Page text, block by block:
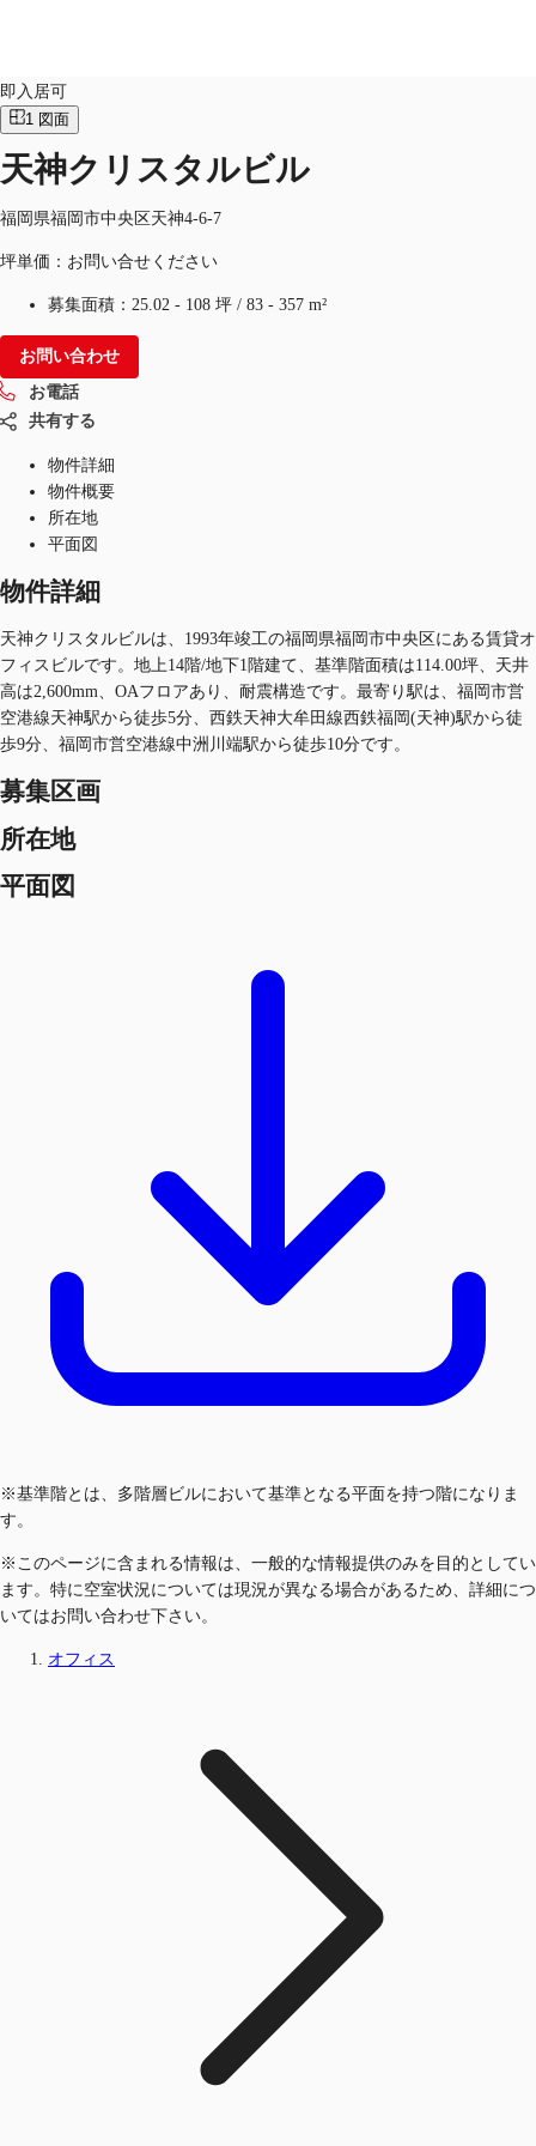
オフィス・事務所
倉庫・物流センター
地図検索
記事
仲介会社様はこちらへ
お気に入り
JP
お電話 お問合せ
即入居可
1 図面
天神クリスタルビル
福岡県福岡市中央区天神4-6-7
坪単価：お問い合せください
募集面積： 25.02 - 108 坪 / 83 - 357 m²
お問い合わせ
お電話
共有する
物件詳細
物件概要
所在地
平面図
物件詳細
天神クリスタルビルは、1993年竣工の福岡県福岡市中央区にある賃貸オ
フィスビルです。地上14階/地下1階建て、基準階面積は114.00坪、天井
高は2,600mm、OAフロアあり、耐震構造です。最寄り駅は、福岡市営
空港線天神駅から徒歩5分、西鉄天神大牟田線西鉄福岡(天神)駅から徒
歩9分、福岡市営空港線中洲川端駅から徒歩10分です。
募集区画
所在地
平面図
※基準階とは、多階層ビルにおいて基準となる平面を持つ階になりま
す。
※このページに含まれる情報は、一般的な情報提供のみを目的としてい
ます。特に空室状況については現況が異なる場合があるため、詳細につ
いてはお問い合わせ下さい。
オフィス